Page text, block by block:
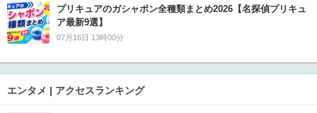
プリキュアのガシャポン全種類まとめ2026【名探偵プリキュ
ア最新9選】
07月16日 13時00分
エンタメ | アクセスランキング